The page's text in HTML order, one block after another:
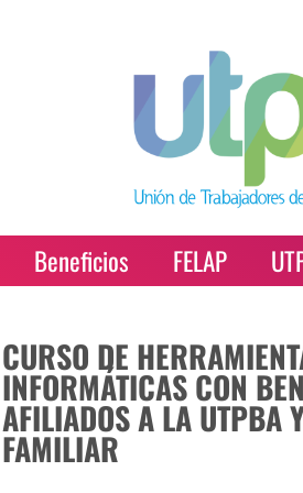
Beneficios FELAP
CURSO DE
INFORMÁTICAS CON
AFILIADOS A LA UTPBA
FAMILIAR